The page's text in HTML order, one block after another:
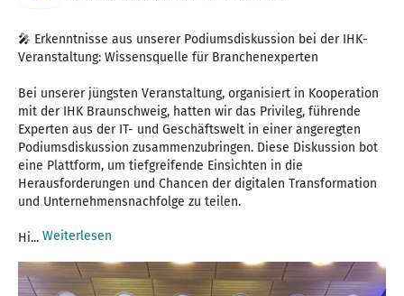
🎤 Erkenntnisse aus unserer Podiumsdiskussion bei der IHK-
Veranstaltung: Wissensquelle für Branchenexperten
Bei unserer jüngsten Veranstaltung, organisiert in Kooperation
mit der IHK Braunschweig, hatten wir das Privileg, führende
Experten aus der IT- und Geschäftswelt in einer angeregten
Podiumsdiskussion zusammenzubringen. Diese Diskussion bot
eine Plattform, um tiefgreifende Einsichten in die
Herausforderungen und Chancen der digitalen Transformation
und Unternehmensnachfolge zu teilen.
Hi... Weiterlesen